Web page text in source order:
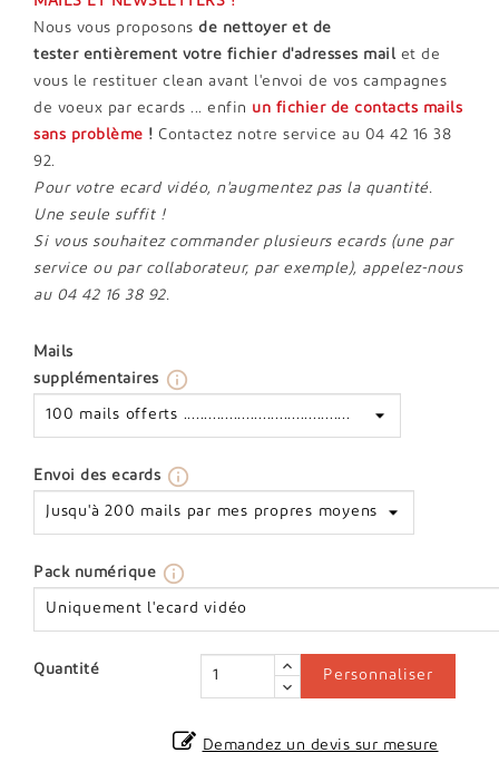
Nous vous proposons de nettoyer et de
tester entièrement votre fichier d'adresses mailet de
vous le restituer clean avant l'envoi de vos campagnes
de voeux par ecards ... enfin un fichier de contacts mails
sans problème ! Contactez notre service au 04 42 16 38
92.
Pour votre ecard vidéo, n'augmentez pas la quantité.
Une seule suffit !
Si vous souhaitez commander plusieurs ecards (une par
service ou par collaborateur, par exemple), appelez-nous
au 04 42 16 38 92.
Mails
supplémentaires info_outline
Envoi des ecards info_outline
Pack numérique info_outline
Quantité Personnaliser
Demandez un devis sur mesure